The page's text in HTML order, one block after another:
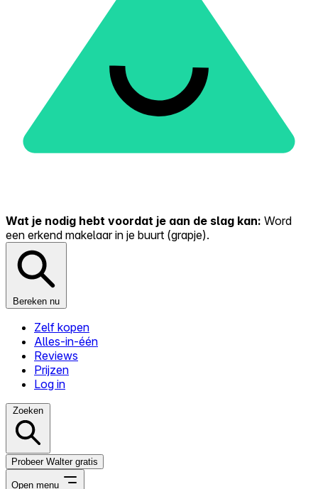
Wat je nodig hebt voordat je aan de slag kan: Word
een erkend makelaar in je buurt (grapje).
Bereken nu
Zelf kopen
Alles-in-één
Reviews
Prijzen
Log in
Zoeken
Probeer Walter gratis
Open menu